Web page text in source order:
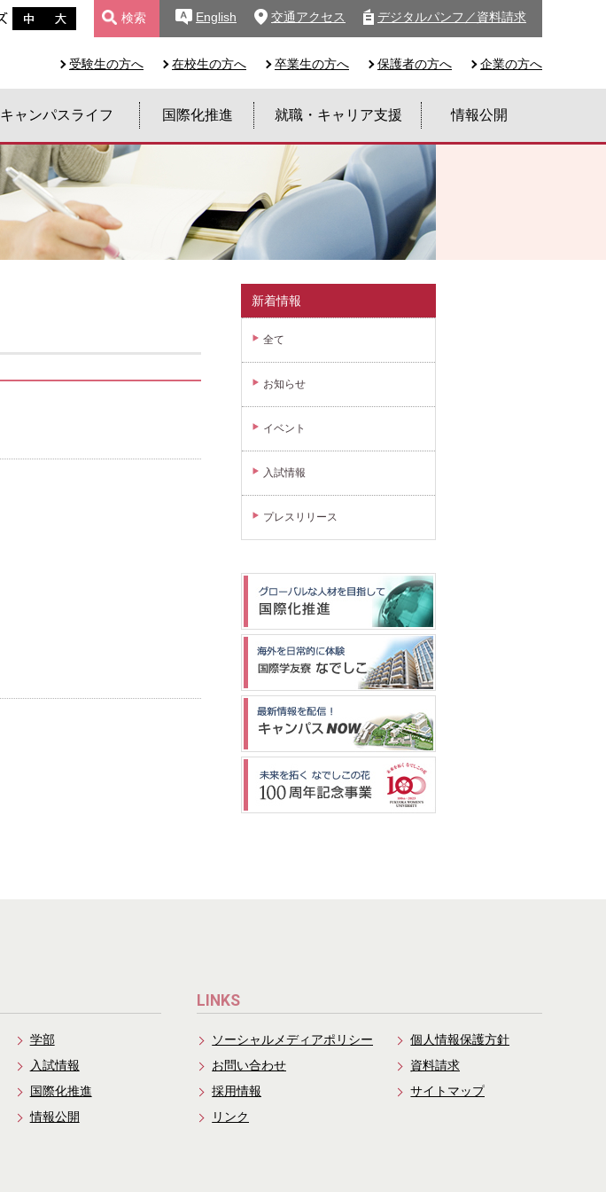
English 交通アクセス デジタルパンフ／資料請求
検索
受験生の方へ 在校生の方へ 卒業生の方へ 保護者の方へ 企業の方へ
キャンパスライフ 国際化推進 就職・キャリア支援 情報公開
新着情報
全て
お知らせ
イベント
入試情報
プレスリリース
学部
入試情報
国際化推進
情報公開
LINKS
ソーシャルメディアポリシー
お問い合わせ
採用情報
リンク
個人情報保護方針
資料請求
サイトマップ